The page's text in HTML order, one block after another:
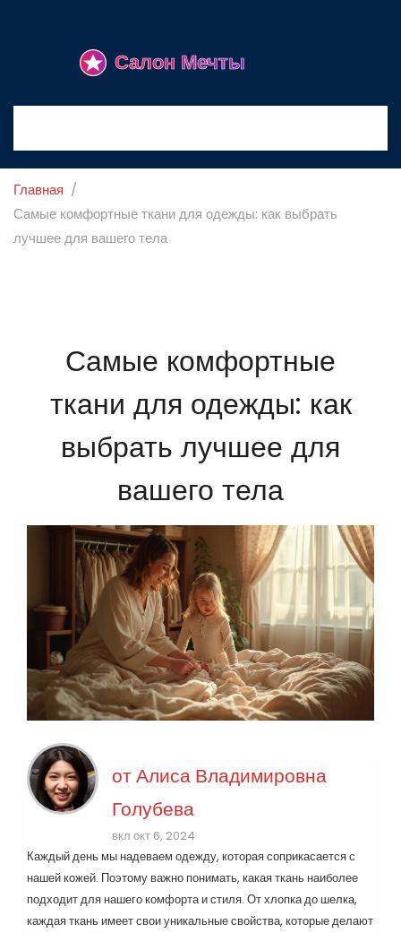
Главная
Самые комфортные ткани для одежды: как выбрать
лучшее для вашего тела
Самые комфортные
ткани для одежды: как
выбрать лучшее для
вашего тела
отАлиса Владимировна
Голубева
вкл окт 6, 2024
Каждый день мы надеваем одежду, которая соприкасается с
нашей кожей. Поэтому важно понимать, какая ткань наиболее
подходит для нашего комфорта и стиля. От хлопка до шелка,
каждая ткань имеет свои уникальные свойства, которые делают